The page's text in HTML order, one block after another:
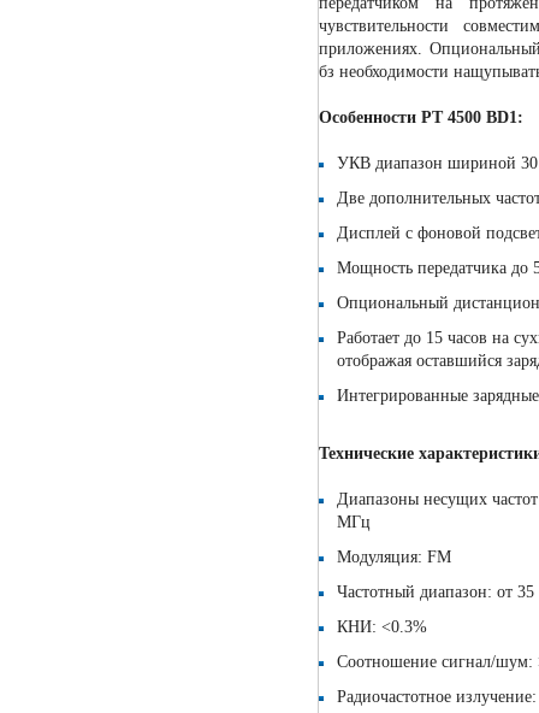
чувствительности
приложениях. Опциональный
бз необходимости
Особенности PT 4500 BD1:
УКВ диапазон шириной
Две дополнительных
Дисплей с фоновой
Мощность передатчика до
Опциональный
Работает до 15 часов на
отображая оставшийся
Интегрированные
Технические
Диапазоны несущих
MГц
Модуляция: FM
Частотный диапазон: от
КНИ: <0.3%
Соотношение сигнал/
Радиочастотное